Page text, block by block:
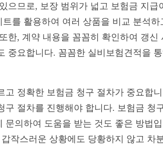
으므로, 보장 범위가 넓고 보험금 지
를 활용하여 여러 상품을 비교 분석
한, 계약 내용을 꼼꼼히 확인하여 갱
중요합니다. 꼼꼼한 실비보험견적을
고 정확한 보험금 청구 절차가 중요합
구 절차를 진행해야 합니다. 보험금 청
문의하여 도움을 받는 것도 좋은 방법
작스러운 상황에도 당황하지 않고 차